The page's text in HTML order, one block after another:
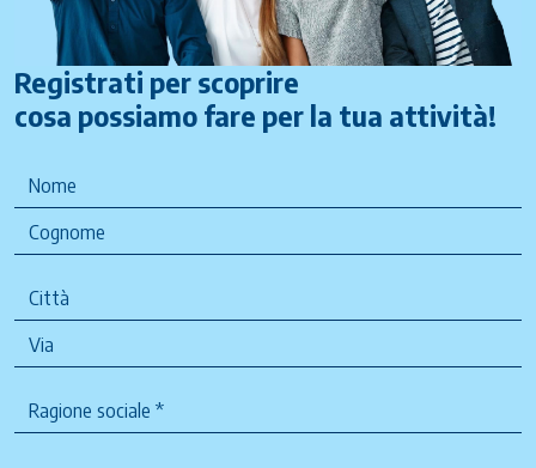
Registrati per scoprire
cosa possiamo fare per la tua attività!